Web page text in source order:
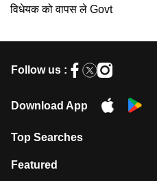
विधेयक को वापस ले Govt
Follow us :
Download App
Top Searches
मुंबई में लगे 'जेन जी' के पोस्टर, लिखा- 'मैं
Featured